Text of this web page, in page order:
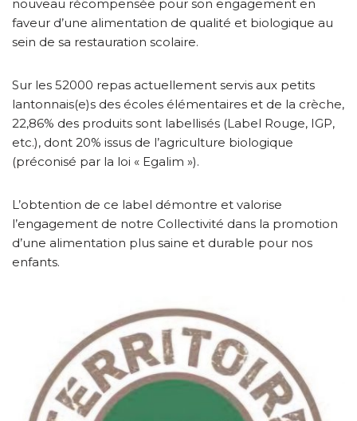
nouveau récompensée pour son engagement en
faveur d’une alimentation de qualité et biologique au
sein de sa restauration scolaire.
Sur les 52000 repas actuellement servis aux petits
lantonnais(e)s des écoles élémentaires et de la crèche,
22,86% des produits sont labellisés (Label Rouge, IGP,
etc.), dont 20% issus de l’agriculture biologique
(préconisé par la loi « Egalim »).
L’obtention de ce label démontre et valorise
l’engagement de notre Collectivité dans la promotion
d’une alimentation plus saine et durable pour nos
enfants.